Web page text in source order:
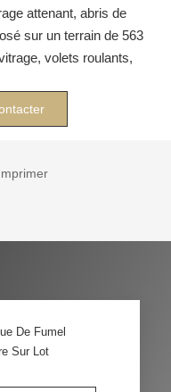
attenant, abris de
sur un terrain de 563
volets roulants,
De Fumel
Sur Lot